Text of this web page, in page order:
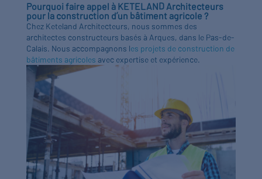
Pourquoi faire appel à KETELAND Architecteurs
pour la construction d’un bâtiment agricole ?
Chez Keteland Architecteurs, nous sommes des
architectes constructeurs basés à Arques, dans le Pas-de-
Calais. Nous accompagnons les projets de construction de
bâtiments agricoles avec expertise et expérience.